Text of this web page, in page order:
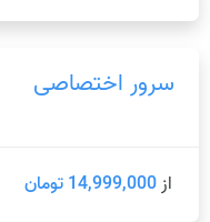
سرور اختصاصی
از14,999,000 تومان